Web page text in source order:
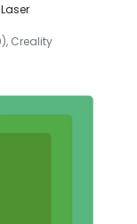
Creality